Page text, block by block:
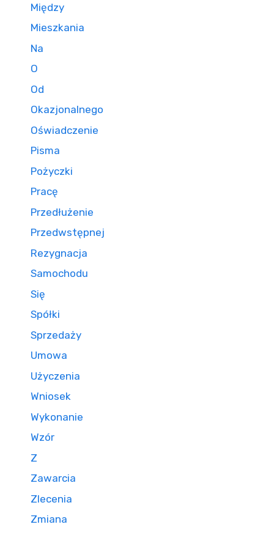
Między
Mieszkania
Na
O
Od
Okazjonalnego
Oświadczenie
Pisma
Pożyczki
Pracę
Przedłużenie
Przedwstępnej
Rezygnacja
Samochodu
Się
Spółki
Sprzedaży
Umowa
Użyczenia
Wniosek
Wykonanie
Wzór
Z
Zawarcia
Zlecenia
Zmiana